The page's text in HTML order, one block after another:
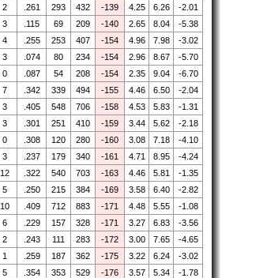
2 .261 293 432 -139 4.25 6.26
-2.01
3 .115 69 209 -140 2.65 8.04
-5.38
4 .255 253 407 -154 4.96 7.98
-3.02
3 .074 80 234 -154 2.96 8.67
-5.70
0 .087 54 208 -154 2.35 9.04
-6.70
7 .342 339 494 -155 4.46 6.50
-2.04
3 .405 548 706 -158 4.53 5.83
-1.31
3 .301 251 410 -159 3.44 5.62
-2.18
0 .308 120 280 -160 3.08 7.18
-4.10
3 .237 179 340 -161 4.71 8.95
-4.24
12 .322 540 703 -163 4.46 5.81
-1.35
5 .250 215 384 -169 3.58 6.40
-2.82
10 .409 712 883 -171 4.48 5.55
-1.08
6 .229 157 328 -171 3.27 6.83
-3.56
2 .243 111 283 -172 3.00 7.65
-4.65
1 .259 187 362 -175 3.22 6.24
-3.02
5 .354 353 529 -176 3.57 5.34
-1.78